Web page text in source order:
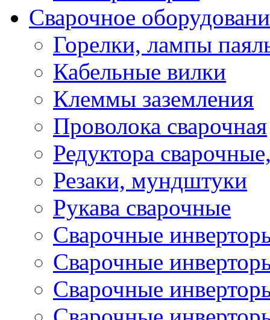
Сварочное
Горелки, лампы
Кабельные вилки
Клеммы заземления
Проволока сварочная
Редуктора
Резаки, мундштуки
Рукава сварочные
Сварочные
Сварочные
Сварочные